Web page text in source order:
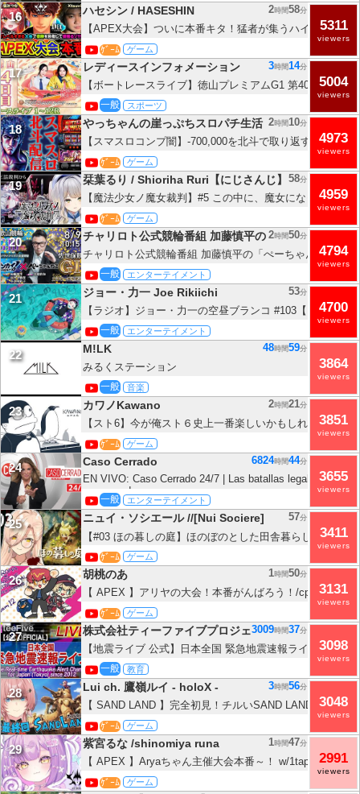
16 ハセシン / HASESHIN
【APEX大会】ついに本番キタ！猛者が集うハイレベルす
目指すゾ!!! Xtsuvi, 猫汰つな【ハセシン】Apex Legends,
#KurohaInvitational2026
ｹﾞｰﾑ ゲーム
2時間58分
5311
viewers
17 レディースインフォメーション
【ボートレースライブ】徳山プレミアムG1 第40回レディ
4日目 1〜12R【徳山】
一般 スポーツ
3時間14分
5004
viewers
18 やっちゃんの崖っぷちスロパチ生活
【スマスロコンプ闇】-700,000を北斗で取り返す！ウエス
イブ配信！パチンコパチスロ生配信！8/9#shorts
ｹﾞｰﾑ ゲーム
2時間10分
4973
viewers
19 栞葉るり / Shioriha Ruri【にじさんじ】
【魔法少女ノ魔女裁判】#5 この中に、魔女になった少女
にじさんじ】
ｹﾞｰﾑ ゲーム
58分
4959
viewers
20 チャリロト公式競輪番組 加藤慎平の「ぺーちゃんねる
チャリロト公式競輪番組 加藤慎平の「ぺーちゃんねる」8/
和歌山競輪 ワールドサイクリスト支援競輪 [ＧⅢ♥] ～ #佐
子オールスター競輪 [ＧⅠ♥ナイター]
一般 エンターテイメント
2時間50分
4794
viewers
21 ジョー・力一 Joe Rikiichi
【ラジオ】ジョー・力一の空昼ブランコ #103【にじさん
一般 エンターテイメント
53分
4700
viewers
22 M!LK
みるくステーション
一般 音楽
48時間59分
3864
viewers
23 カワノKawano
【スト6】今が俺スト６史上一番楽しいかもしれない
ｹﾞｰﾑ ゲーム
2時間21分
3851
viewers
24 Caso Cerrado
EN VIVO: Caso Cerrado 24/7 | Las batallas legales más
conmovedoras
一般 エンターテイメント
6824時間44分
3655
viewers
25 ニュイ・ソシエール //[Nui Sociere]
【#03 ほの暮しの庭】ほのぼのとした田舎暮らしへ🩷※ネ
イ・ソシエール / にじさんじ】
ｹﾞｰﾑ ゲーム
57分
3411
viewers
26 胡桃のあ
【 APEX 】アリヤの大会！本番がんばろう！/cpt ,Ruさん
桃のあ 】
ｹﾞｰﾑ ゲーム
1時間50分
3131
viewers
27 株式会社ティーファイブプロジェクト
【地震ライブ 公式】日本全国 緊急地震速報ライブ The
Earthquake Alert Channel for Japan (Tokyo) since 2012
一般 教育
3009時間37分
3098
viewers
28 Lui ch. 鷹嶺ルイ - holoX -
【 SAND LAND 】完全初見！チルいSAND LANDも本日で
す・・・！！！【鷹嶺ルイ/ホロライブ】※ネタバレあり
ｹﾞｰﾑ ゲーム
3時間56分
3048
viewers
29 紫宮るな /shinomiya runa
【 APEX 】Aryaちゃん主催大会本番～！ w/1tappy、きな
っ！/紫宮るな 】
ｹﾞｰﾑ ゲーム
1時間47分
2991
viewers